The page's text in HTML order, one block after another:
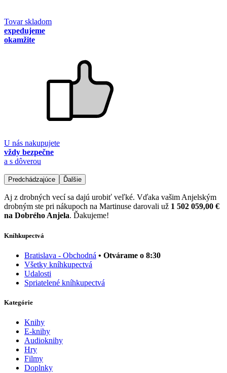
Tovar skladom
expedujeme
okamžite
U nás nakupujete
vždy bezpečne
a s dôverou
Predchádzajúce Ďalšie
Aj z drobných vecí sa dajú urobiť veľké. Vďaka vašim Anjelským
drobným ste pri nákupoch na Martinuse darovali už 1 502 059,00 €
na Dobrého Anjela. Ďakujeme!
Kníhkupectvá
Bratislava - Obchodná • Otvárame o 8:30
Všetky kníhkupectvá
Udalosti
Spriatelené kníhkupectvá
Kategórie
Knihy
E-knihy
Audioknihy
Hry
Filmy
Doplnky